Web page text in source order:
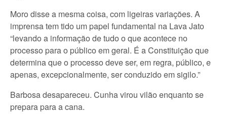
Moro disse a mesma coisa, com ligeiras variações. A
imprensa tem tido um papel fundamental na Lava Jato
“levando a informação de tudo o que acontece no
processo para o público em geral. É a Constituição que
determina que o processo deve ser, em regra, público, e
apenas, excepcionalmente, ser conduzido em sigilo.”
Barbosa desapareceu. Cunha virou vilão enquanto se
prepara para a cana.